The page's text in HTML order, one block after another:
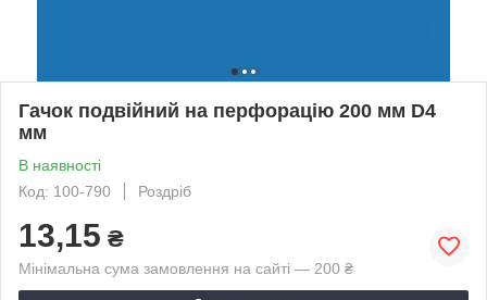
Гачок подвійний на перфорацію 200 мм D4
мм
В наявності
Код: 100-790
Роздріб
13,15 ₴
Мінімальна сума замовлення на сайті — 200 ₴